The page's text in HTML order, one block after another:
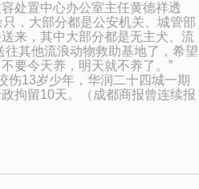
置中心办公室主任黄德祥透
，大部分都是公安机关、城管部
来，其中大部分都是无主犬、流
往其他流浪动物救助基地了，希望
不要今天养，明天就不养了。”
伤13岁少年，华润二十四城一期
拘留10天。（成都商报曾连续报